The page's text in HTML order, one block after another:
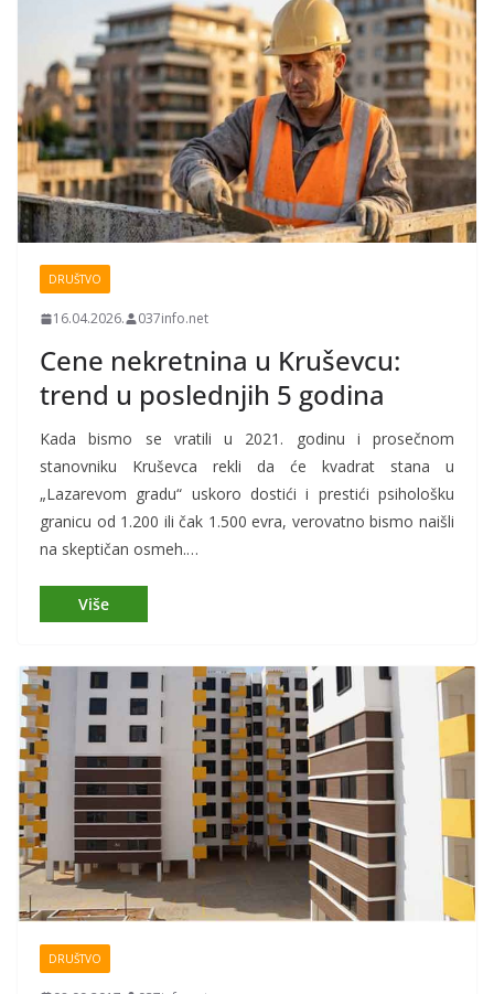
DRUŠTVO
16.04.2026. 037info.net
Cene nekretnina u Kruševcu:
trend u poslednjih 5 godina
Kada bismo se vratili u 2021. godinu i prosečnom
stanovniku Kruševca rekli da će kvadrat stana u
„Lazarevom gradu“ uskoro dostići i prestići psihološku
granicu od 1.200 ili čak 1.500 evra, verovatno bismo naišli
na skeptičan osmeh.…
DRUŠTVO